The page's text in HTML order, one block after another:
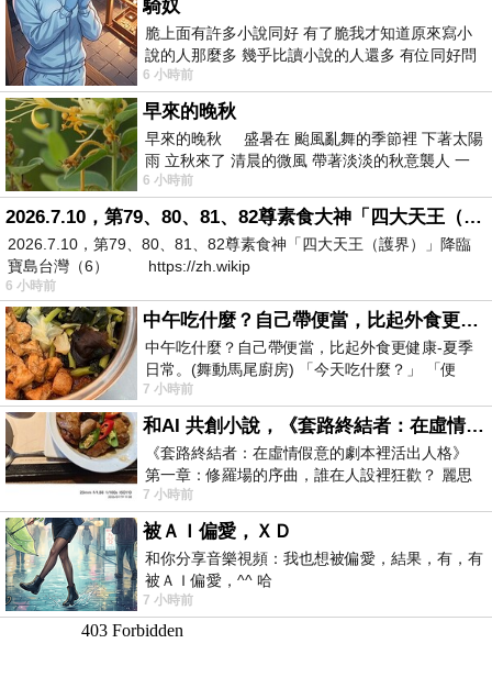
騎奴
脆上面有許多小說同好 有了脆我才知道原來寫小
說的人那麼多 幾乎比讀小說的人還多 有位同好問
了一個問題 她說為什麼高中文學獎的
6 小時前
早來的晚秋
早來的晚秋 盛暑在 颱風亂舞的季節裡 下著太陽
雨 立秋來了 清晨的微風 帶著淡淡的秋意襲人 一
下子 又被赤
6 小時前
2026.7.10，第79、80、81、82尊素食大神「四大天王（護界）」降臨寶島台灣（6）
2026.7.10，第79、80、81、82尊素食神「四大天王（護界）」降臨
寶島台灣（6） https://zh.wikip
6 小時前
中午吃什麼？自己帶便當，比起外食更健康-夏季日常。(舞動馬尾廚房)
中午吃什麼？自己帶便當，比起外食更健康-夏季
日常。(舞動馬尾廚房) 「今天吃什麼？」 「便
當？麵？還是炒飯？」 每天都在選擇
7 小時前
和AI 共創小說，《套路終結者：在虛情假意的劇本裡活出人格》
《套路終結者：在虛情假意的劇本裡活出人格》
第一章：修羅場的序曲，誰在人設裡狂歡？ 麗思
卡爾頓酒店的總統套房內，燈光昏
7 小時前
被ＡＩ偏愛，ＸＤ
和你分享音樂視頻：我也想被偏愛，結果，有，有
被ＡＩ偏愛，^^ 哈
7 小時前